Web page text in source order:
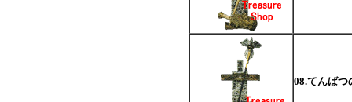
08.てんばつ